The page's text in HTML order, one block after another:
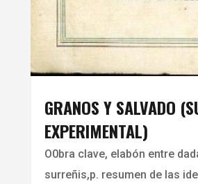
GRANOS Y SALVADO
EXPERIMENTAL)
O0bra clave, elabón entre
surreñis,p. resumen de las